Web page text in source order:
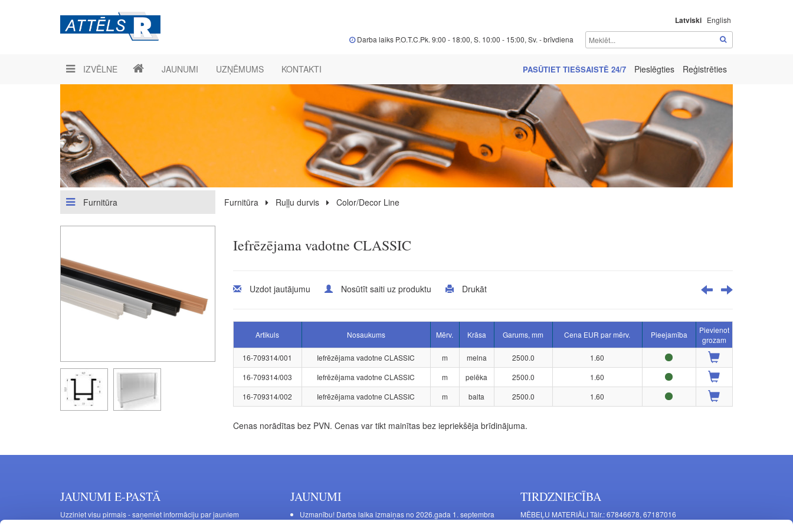
Latviski English
Darba laiks P.O.T.C.Pk. 9:00 - 18:00, S. 10:00 - 15:00, Sv. - brīvdiena
IZVĒLNE JAUNUMI UZŅĒMUMS KONTAKTI PASŪTIET TIEŠSAISTĒ 24/7 Pieslēgties Reģistrēties
Furnitūra Furnitūra Ruļļu durvis Color/Decor Line
Iefrēzējama vadotne CLASSIC
Uzdot jautājumu Nosūtīt saiti uz produktu Drukāt
Artikuls Nosaukums Mērv. Krāsa Garums, mm Cena EUR par mērv. Pieejamība
Pievienot
grozam
16-709314/001
Iefrēzējama vadotne CLASSIC m melna 2500.0
1.60
16-709314/003
Iefrēzējama vadotne CLASSIC m pelēka 2500.0
1.60
16-709314/002
Iefrēzējama vadotne CLASSIC m balta 2500.0 1.60
Cenas norādītas bez PVN. Cenas var tikt mainītas bez iepriekšēja brīdinājuma.
JAUNUMI E-PASTĀ
Uzziniet visu pirmais - saņemiet informāciju par jauniem
JAUNUMI
Uzmanību! Darba laika izmaiņas no 2026.gada 1. septembra
TIRDZNIECĪBA
MĒBEĻU MATERIĀLI Tālr.: 67846678, 67187016